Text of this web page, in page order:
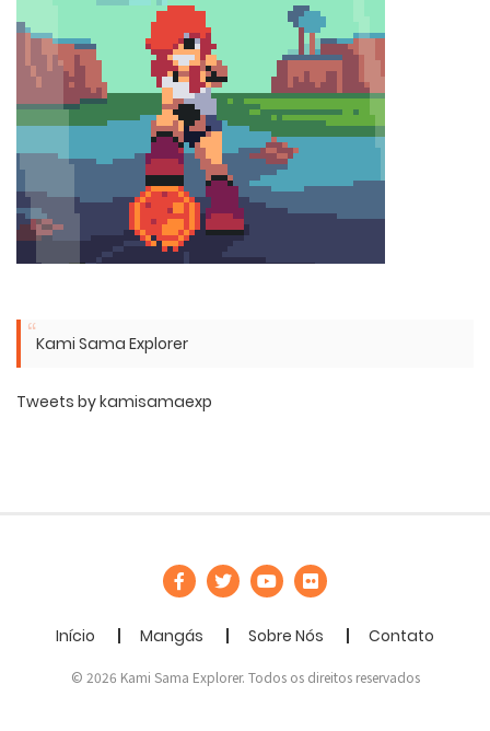
Kami Sama Explorer
Tweets by kamisamaexp
Início Mangás Sobre Nós Contato
© 2026 Kami Sama Explorer. Todos os direitos reservados